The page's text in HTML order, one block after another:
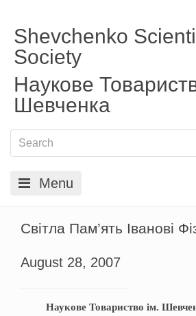
Shevchenko
Society
Наукове
Шевченка
Menu
Світла Пам’ять Іванові
August 28, 2007
Наукове Товариство ім.